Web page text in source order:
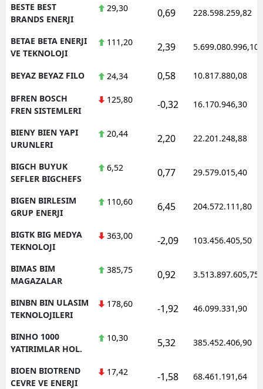
BESTE BEST
BRANDS ENERJI
29,30 0,69 228.598.259,82
BETAE BETA ENERJI
VE TEKNOLOJI
111,20 2,39 5.699.080.996,10
BEYAZ BEYAZ FILO 24,34 0,58 10.817.880,08
BFREN BOSCH
FREN SISTEMLERI
125,80 -0,32 16.170.946,30
BIENY BIEN YAPI
URUNLERI
20,44 2,20 22.201.248,88
BIGCH BUYUK
SEFLER BIGCHEFS
6,52 0,77 29.579.015,40
BIGEN BIRLESIM
GRUP ENERJI
110,60 6,45 204.572.111,80
BIGTK BIG MEDYA
TEKNOLOJI
363,00 -2,09 103.456.405,50
BIMAS BIM
MAGAZALAR
385,75 0,92 3.513.897.605,75
BINBN BIN ULASIM
TEKNOLOJILERI
178,60 -1,92 46.099.331,90
BINHO 1000
YATIRIMLAR HOL.
10,30 5,32 385.452.406,90
BIOEN BIOTREND
CEVRE VE ENERJI
17,42 -1,58 68.461.191,64